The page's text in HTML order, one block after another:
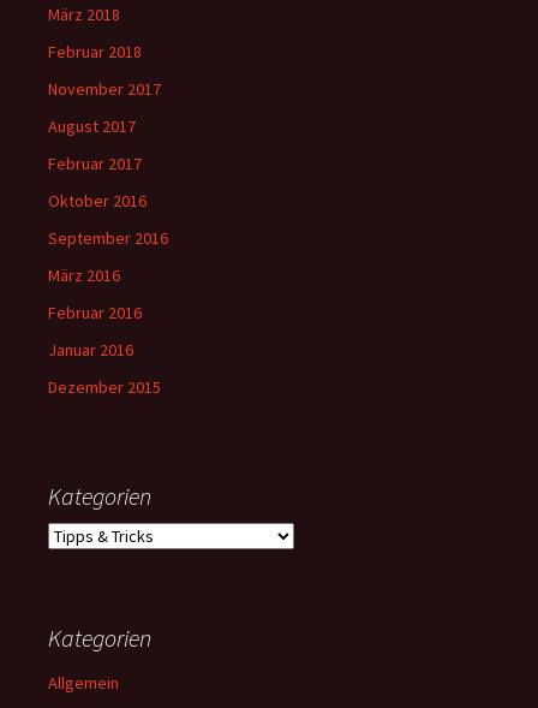
März 2018
Februar 2018
November 2017
August 2017
Februar 2017
Oktober 2016
September 2016
März 2016
Februar 2016
Januar 2016
Dezember 2015
Kategorien
Kategorien
Kategorien
Allgemein